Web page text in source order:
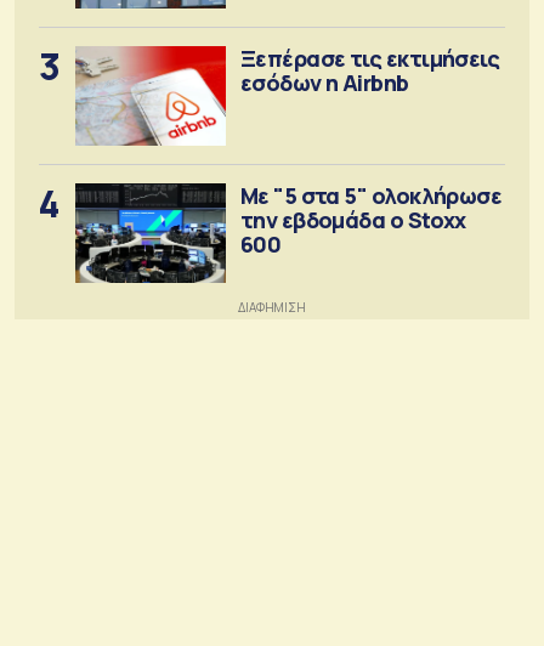
3
Ξεπέρασε τις εκτιμήσεις
εσόδων η Airbnb
4
Με "5 στα 5" ολοκλήρωσε
την εβδομάδα ο Stoxx
600